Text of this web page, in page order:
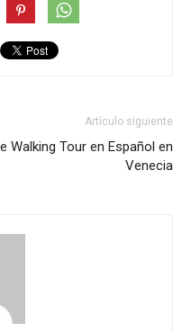
Artículo siguiente
Walking Tour en Español en
Venecia